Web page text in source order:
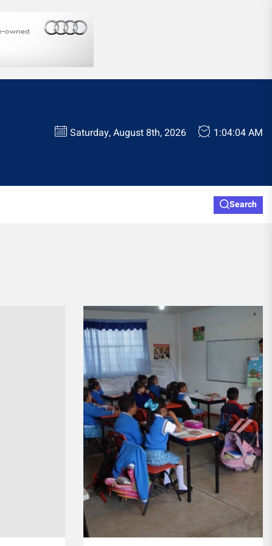
Saturday, August 8th, 2026 1:04:04 AM
Search